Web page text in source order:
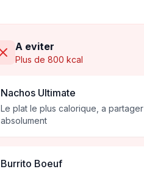
A eviter
Plus de 800 kcal
Nachos Ultimate
Le plat le plus calorique, a partager
absolument
Burrito Boeuf